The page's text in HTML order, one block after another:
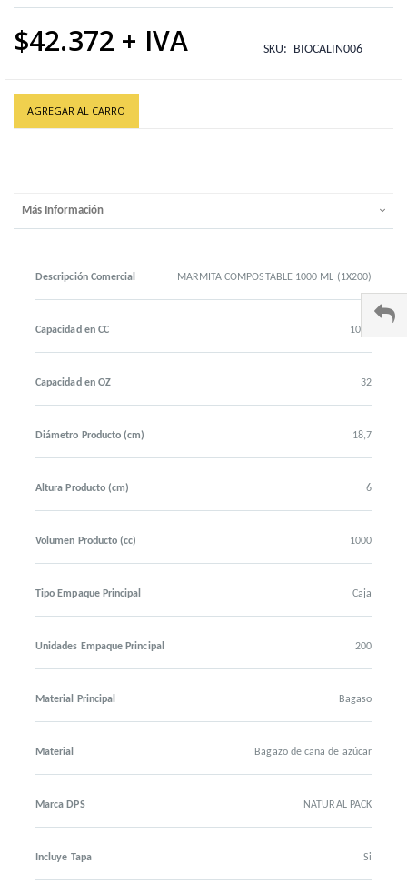
$42.372 SKU BIOCALIN006
AGREGAR AL CARRO
Más Información
Descripción Comercial MARMITA COMPOSTABLE 1000 ML (1X200)
Capacidad en CC 1000
Capacidad en OZ 32
Diámetro Producto (cm) 18,7
Altura Producto (cm) 6
Volumen Producto (cc) 1000
Tipo Empaque Principal Caja
Unidades Empaque Principal 200
Material Principal Bagaso
Material Bagazo de caña de azúcar
Marca DPS NATURAL PACK
Incluye Tapa Si